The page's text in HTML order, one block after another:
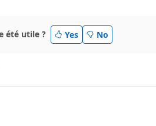
été utile ? Yes No